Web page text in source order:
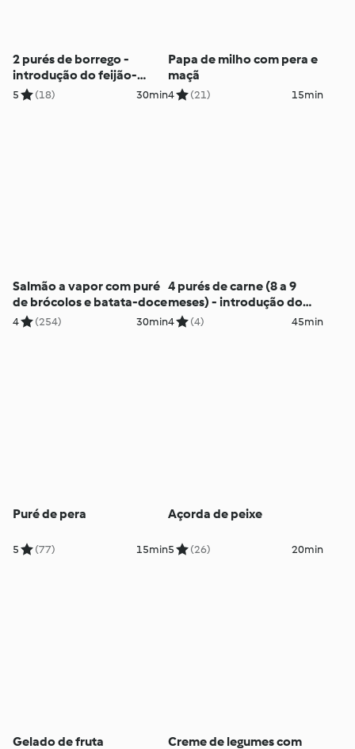
2 purés de borrego -
introdução do feijão-
verde e do agrião
5 (18) 30min
Papa de milho com pera e
maçã
4 (21) 15min
Salmão a vapor com puré
de brócolos e batata-doce
4 (254) 30min
4 purés de carne (8 a 9
meses) - introdução do
coelho, da rúcula e do
4 (4) 45min
Puré de pera
5 (77) 15min
Açorda de peixe
5 (26) 20min
Gelado de fruta
Creme de legumes com